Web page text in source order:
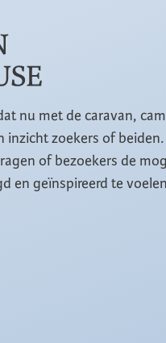
nu met de caravan,
zoekers of
of bezoekers de
en geïnspireerd te